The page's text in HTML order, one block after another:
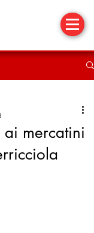
ai mercatini